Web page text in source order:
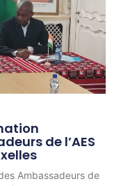
de l’AES
Ambassadeurs de